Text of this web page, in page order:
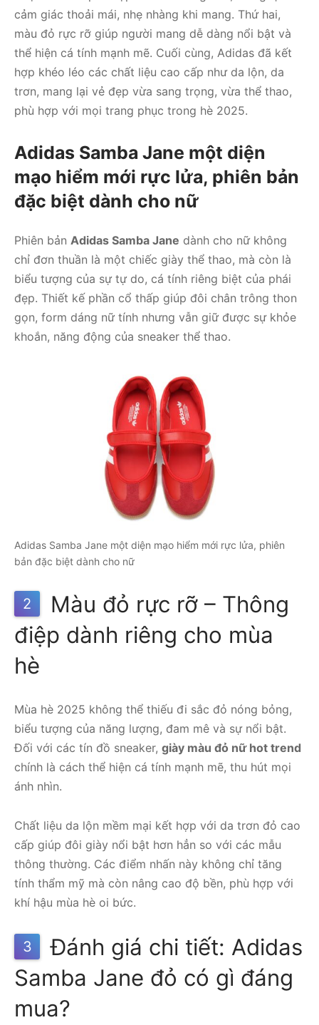
cảm giác thoải mái, nhẹ nhàng khi mang. Thứ hai,
màu đỏ rực rỡ giúp người mang dễ dàng nổi bật và
thể hiện cá tính mạnh mẽ. Cuối cùng, Adidas đã kết
hợp khéo léo các chất liệu cao cấp như da lộn, da
trơn, mang lại vẻ đẹp vừa sang trọng, vừa thể thao,
phù hợp với mọi trang phục trong hè 2025.
Adidas Samba Jane một diện
mạo hiểm mới rực lửa, phiên bản
đặc biệt dành cho nữ
Phiên bản Adidas Samba Jane dành cho nữ không
chỉ đơn thuần là một chiếc giày thể thao, mà còn là
biểu tượng của sự tự do, cá tính riêng biệt của phái
đẹp. Thiết kế phần cổ thấp giúp đôi chân trông thon
gọn, form dáng nữ tính nhưng vẫn giữ được sự khỏe
khoắn, năng động của sneaker thể thao.
Adidas Samba Jane một diện mạo hiểm mới rực lửa, phiên
bản đặc biệt dành cho nữ
2
Màu đỏ rực rỡ – Thông
điệp dành riêng cho mùa
hè
Mùa hè 2025 không thể thiếu đi sắc đỏ nóng bỏng,
biểu tượng của năng lượng, đam mê và sự nổi bật.
Đối với các tín đồ sneaker, giày màu đỏ nữ hot trend
chính là cách thể hiện cá tính mạnh mẽ, thu hút mọi
ánh nhìn.
Chất liệu da lộn mềm mại kết hợp với da trơn đỏ cao
cấp giúp đôi giày nổi bật hơn hẳn so với các mẫu
thông thường. Các điểm nhấn này không chỉ tăng
tính thẩm mỹ mà còn nâng cao độ bền, phù hợp với
khí hậu mùa hè oi bức.
3
Đánh giá chi tiết: Adidas
Samba Jane đỏ có gì đáng
mua?